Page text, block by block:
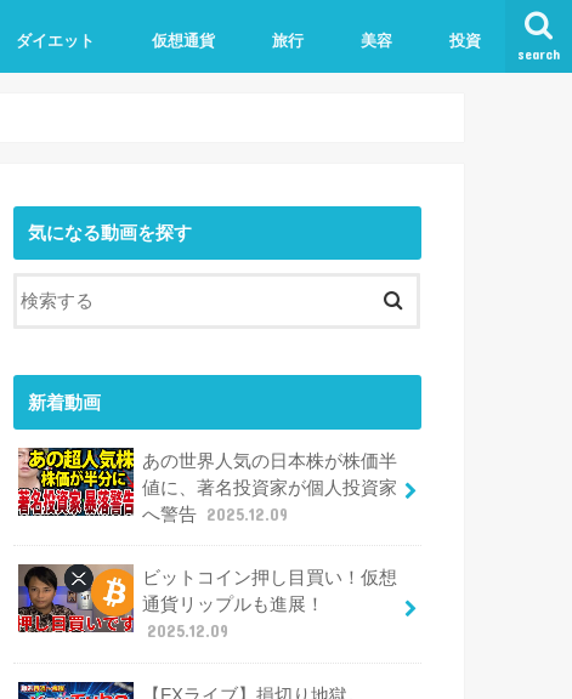
search
ダイエット 仮想通貨 旅行 美容 投資
気になる動画を探す
新着動画
あの世界人気の日本株が株価半
値に、著名投資家が個人投資家
へ警告 2025.12.09
ビットコイン押し目買い！仮想
通貨リップルも進展！
2025.12.09